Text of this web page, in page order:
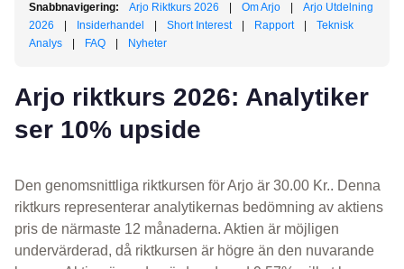
Snabbnavigering: Arjo Riktkurs 2026 Om Arjo
Arjo Utdelning
2026
Insiderhandel Short Interest Rapport
Teknisk
Analys
FAQ Nyheter
Arjo riktkurs 2026: Analytiker
ser 10% upside
Den genomsnittliga riktkursen för Arjo är 30.00 Kr.. Denna
riktkurs representerar analytikernas bedömning av aktiens
pris de närmaste 12 månaderna. Aktien är möjligen
undervärderad, då riktkursen är högre än den nuvarande